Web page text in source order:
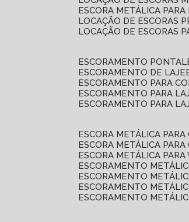
ESCORA METÁLICA
LOCAÇÃO DE ESCORAS
LOCAÇÃO DE ESCORAS
ESCORAMENTO
ESCORAMENTO DE LAJE
ESCORAMENTO PARA
ESCORAMENTO PARA
ESCORAMENTO PARA
ESCORA METÁLICA
ESCORA METÁLICA
ESCORA METÁLICA PARA
ESCORAMENTO
ESCORAMENTO
ESCORAMENTO
ESCORAMENTO